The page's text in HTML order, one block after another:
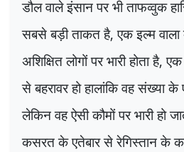
डौल वाले इंसान पर भी ताफव्वुक
सबसे बड़ी ताकत है,एक इल्म
अशिक्षित लोगों पर भारी होता है,एक
से बहरावर हो हालांकि वह संख्या के
लेकिन वह ऐसी कौमों पर भारी हो
कसरत के एतेबार से रेगिस्तान के